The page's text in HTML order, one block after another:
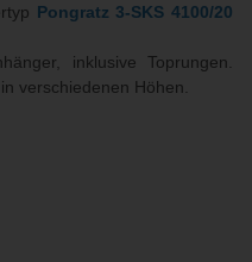
Pongratz 3-SKS 4100/20
inklusive Toprungen.
verschiedenen Höhen.